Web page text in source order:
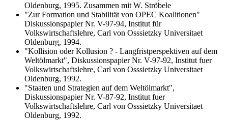
Oldenburg, 1995. Zusammen mit W. Ströbele
"Zur Formation und Stabilität von OPEC Koalitionen"
Diskussionspapier Nr. V-97-94, Institut für
Volkswirtschaftslehre, Carl von Osssietzky Universitaet
Oldenburg, 1994.
"Kollision oder Kollusion ? - Langfristperspektiven auf dem
Weltölmarkt", Diskussionspapier Nr. V-97-92, Institut fuer
Volkswirtschaftslehre, Carl von Osssietzky Universitaet
Oldenburg, 1992.
"Staaten und Strategien auf dem Weltölmarkt",
Diskussionspapier Nr. V-87-92, Institut fuer
Volkswirtschaftslehre, Carl von Osssietzky Universitaet
Oldenburg, 1992.